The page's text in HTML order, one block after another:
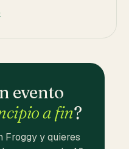
evento
a fin?
Froggy y quieres